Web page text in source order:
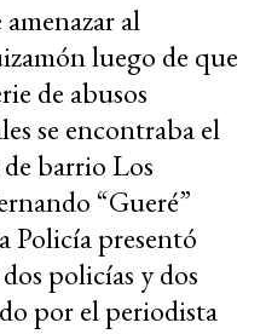
amenazar al
luego de que
de abusos
se encontraba el
barrio Los
“Gueré”
Policía presentó
policías y dos
por el periodista